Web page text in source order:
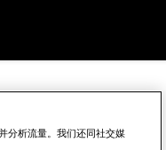
分析流量。我们还同社交媒